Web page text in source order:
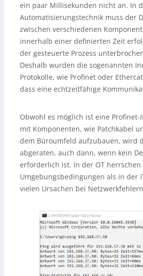
ein paar Millisekunden nicht an. In
Automatisierungstechnik muss der
zwischen verschiedenen
innerhalb einer definierten Zeit
der gesteuerte Prozess
Deshalb wurden die sogenannten
Protokolle, wie Profinet oder
dass eine echtzeitfähige
Obwohl es möglich ist eine
mit Komponenten, wie Patchkabel
dem Büroumfeld aufzubauen, wird
abgeraten, auch dann, wenn kein
erforderlich ist. In der OT
Umgebungsbedingungen als in der
vielen Ursachen bei